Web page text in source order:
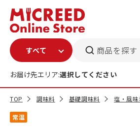
商品を探す
お届け先エリア:選択してください
TOP 調味料 基礎調味料 塩・風
常温